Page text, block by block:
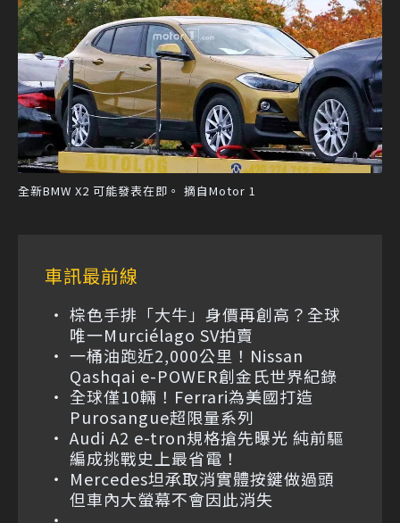
全新BMW X2 可能發表在即。 摘自Motor 1
車訊最前線
棕色手排「大牛」身價再創高？全球
唯一Murciélago SV拍賣
一桶油跑近2,000公里！Nissan
Qashqai e-POWER創金氏世界紀錄
全球僅10輛！Ferrari為美國打造
Purosangue超限量系列
Audi A2 e-tron規格搶先曝光 純前驅
編成挑戰史上最省電！
Mercedes坦承取消實體按鍵做過頭
但車內大螢幕不會因此消失